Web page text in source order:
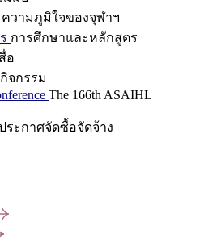
ความภูมิใจของจุฬาฯ
การศึกษาและหลักสูตร
อ
จกรรม
The 166th ASAIHL
ระกาศจัดซื้อจัดจ้าง